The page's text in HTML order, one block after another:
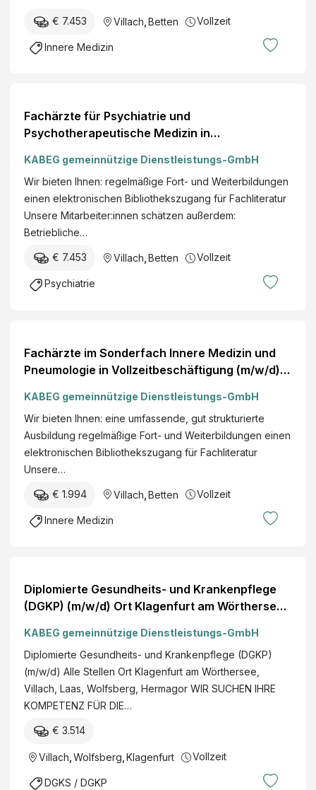
€ 7.453 Villach Betten Vollzeit
Innere Medizin
Fachärzte für Psychiatrie und
Psychotherapeutische Medizin in
KABEG gemeinnützige Dienstleistungs-GmbH
Wir bieten Ihnen: regelmäßige Fort- und Weiterbildungen
einen elektronischen Bibliothekszugang für Fachliteratur
Unsere Mitarbeiter:innen schätzen außerdem:
Betriebliche…
€ 7.453 Villach Betten Vollzeit
Psychiatrie
Fachärzte im Sonderfach Innere Medizin und
Pneumologie in Vollzeitbeschäftigung (m/w/d)
KABEG gemeinnützige Dienstleistungs-GmbH
Wir bieten Ihnen: eine umfassende, gut strukturierte
Ausbildung regelmäßige Fort- und Weiterbildungen einen
elektronischen Bibliothekszugang für Fachliteratur
Unsere…
€ 1.994 Villach Betten Vollzeit
Innere Medizin
Diplomierte Gesundheits- und Krankenpflege
(DGKP) (m/w/d) Ort Klagenfurt am Wörthersee,
KABEG gemeinnützige Dienstleistungs-GmbH
Diplomierte Gesundheits- und Krankenpflege (DGKP)
(m/w/d) Alle Stellen Ort Klagenfurt am Wörthersee,
Villach, Laas, Wolfsberg, Hermagor WIR SUCHEN IHRE
KOMPETENZ FÜR DIE…
€ 3.514
Villach Wolfsberg Klagenfurt Vollzeit
DGKS / DGKP